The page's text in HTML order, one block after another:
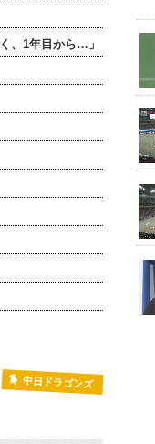
、1年目から…」
中日ドラゴンズ